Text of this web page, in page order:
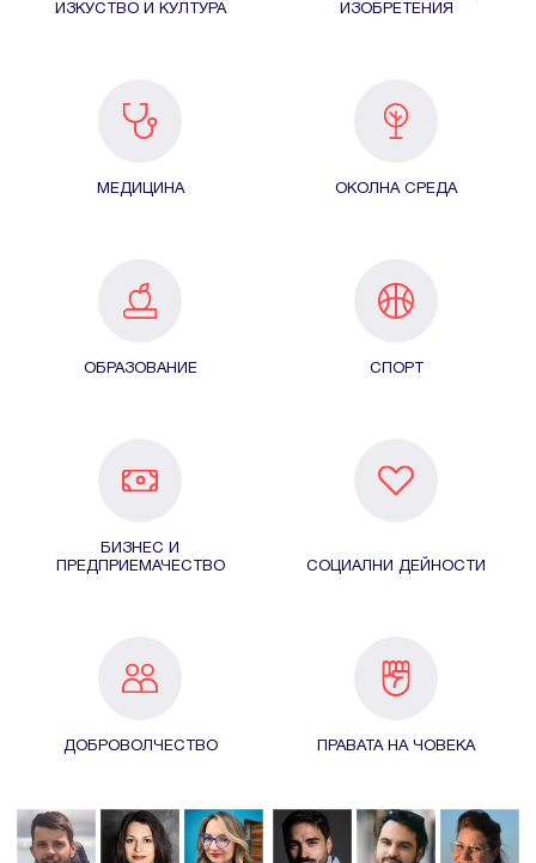
ИЗКУСТВО И КУЛТУРА
ИЗОБРЕТЕНИЯ
МЕДИЦИНА ОКОЛНА СРЕДА
ОБРАЗОВАНИЕ СПОРТ
БИЗНЕС И
ПРЕДПРИЕМАЧЕСТВО
СОЦИАЛНИ ДЕЙНОСТИ
ДОБРОВОЛЧЕСТВО ПРАВАТА НА ЧОВЕКА